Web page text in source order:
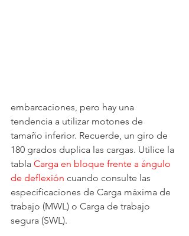
embarcaciones, pero hay una
tendencia a utilizar motones de
tamaño inferior. Recuerde, un giro de
180 grados duplica las cargas. Utilice la
tabla Carga en bloque frente a ángulo
de deflexión cuando consulte las
especificaciones de Carga máxima de
trabajo (MWL) o Carga de trabajo
segura (SWL).